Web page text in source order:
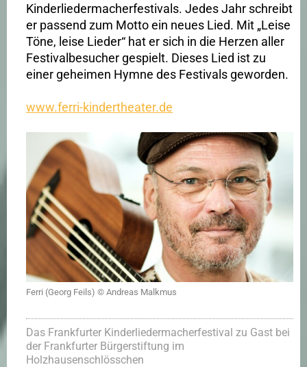
Kinderliedermacherfestivals. Jedes Jahr schreibt
er passend zum Motto ein neues Lied. Mit „Leise
Töne, leise Lieder“ hat er sich in die Herzen aller
Festivalbesucher gespielt. Dieses Lied ist zu
einer geheimen Hymne des Festivals geworden.
www.ferri-kindertheater.de
Ferri (Georg Feils) © Andreas Malkmus
Das Frankfurter Kinderliedermacherfestival zu Gast bei
der Frankfurter Bürgerstiftung im
Holzhausenschlösschen